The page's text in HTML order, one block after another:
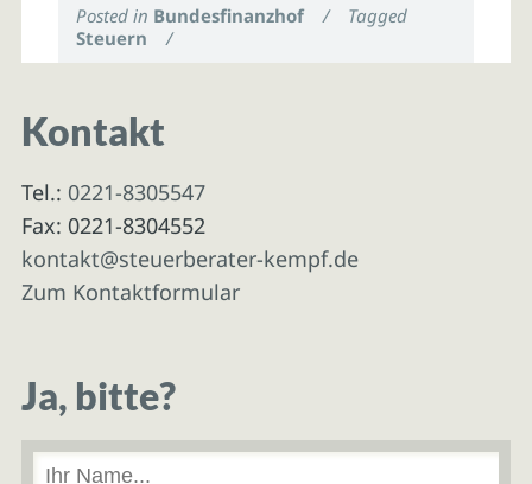
Posted in Bundesfinanzhof /
Tagged
Steuern
/
Kontakt
Tel.: 0221-8305547
Fax: 0221-8304552
kontakt@steuerberater-kempf.de
Zum Kontaktformular
Ja, bitte?